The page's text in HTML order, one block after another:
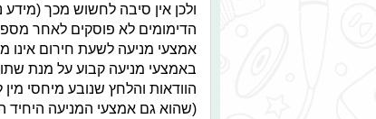
ולכן אין סיבה לחשוש מכך
הדימומים לא פוסקים לאחר
אמצעי מניעה לשעת חירום אינו
באמצעי מניעה קבוע על מנת
הוודאות והלחץ שנובע מיחסי
(שהוא גם אמצעי המניעה היחיד